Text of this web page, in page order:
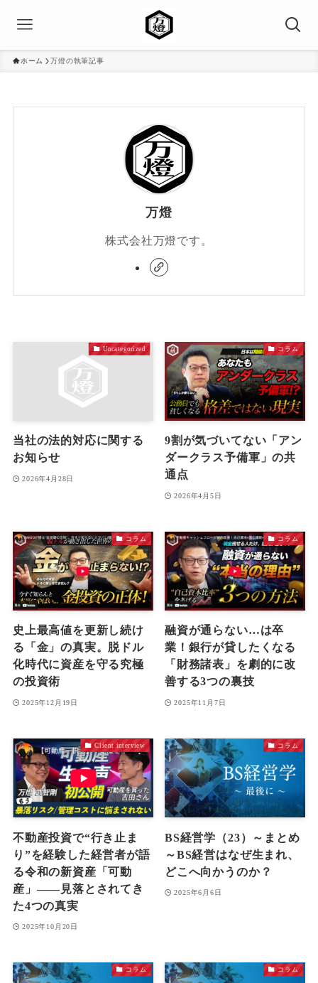
ホーム 万燈の執筆記事
万燈
株式会社万燈です。
Uncategorized
当社の法的対応に関する
お知らせ
2026年4月28日
コラム
9割が気づいてない「アン
ダークラス予備軍」の共
通点
2026年4月5日
コラム
史上最高値を更新し続け
る「金」の真実。脱ドル
化時代に資産を守る究極
の投資術
2025年12月19日
コラム
融資が通らない…は卒
業！銀行が貸したくなる
「財務諸表」を劇的に改
善する3つの裏技
2025年11月7日
Client interview
不動産投資で“行き止ま
り”を経験した経営者が語
る令和の新資産「可動
産」——見落とされてき
た4つの真実
2025年10月20日
コラム
BS経営学（23）～まとめ
～BS経営はなぜ生まれ、
どこへ向かうのか？
2025年6月6日
コラム コラム